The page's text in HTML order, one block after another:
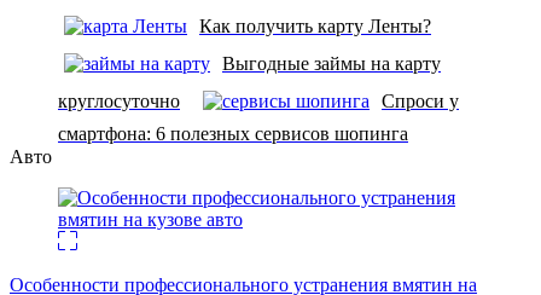
Как получить карту Ленты?
Выгодные займы на карту
круглосуточно
Спроси у
смартфона: 6 полезных cервисов шопинга
Авто
Особенности профессионального устранения вмятин на